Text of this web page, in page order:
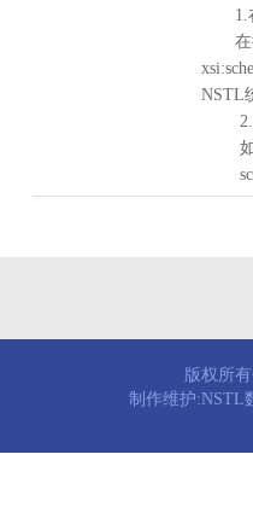
1.
在待
NSTL
2.
如需
版权所
制作维护:NSTL